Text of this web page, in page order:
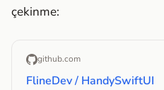
çekinme:
github.com
FlineDev / HandySwiftUI